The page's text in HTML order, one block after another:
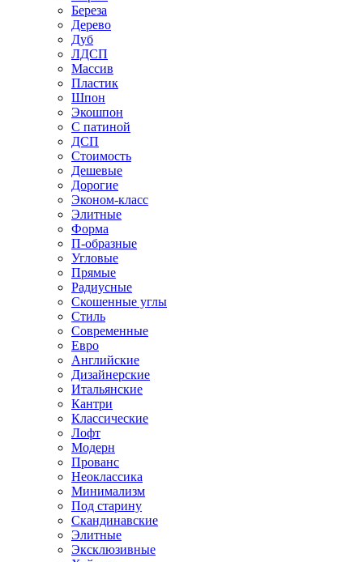
Береза
Дерево
Дуб
ЛДСП
Массив
Пластик
Шпон
Экошпон
С патиной
ДСП
Стоимость
Дешевые
Дорогие
Эконом-класс
Элитные
Форма
П-образные
Угловые
Прямые
Радиусные
Скошенные углы
Стиль
Современные
Евро
Английские
Дизайнерские
Итальянские
Кантри
Классические
Лофт
Модерн
Прованс
Неоклассика
Минимализм
Под старину
Скандинавские
Элитные
Эксклюзивные